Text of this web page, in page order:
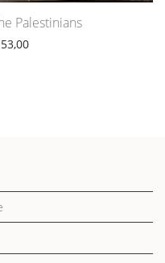
Palestinians
53,00